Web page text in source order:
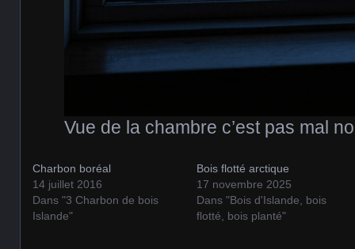
Vue de la chambre c’est pas mal
Charbon boréal
14 juillet 2016
Dans "3 Charbon de bois
Islande"
Bois flotté arctique
17 novembre 2025
Dans "Bois d'Islande, bois
flotté, bois planté"